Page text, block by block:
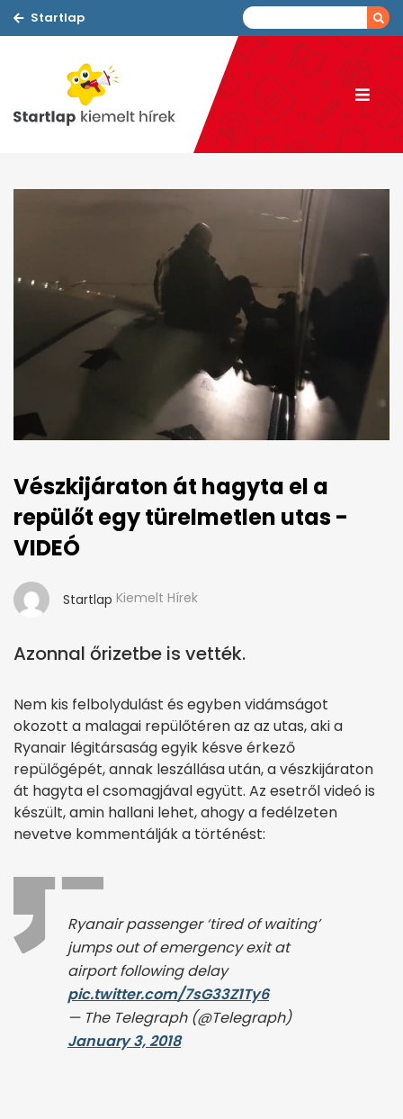
Startlap
Vészkijáraton át hagyta el a
repülőt egy türelmetlen utas -
VIDEÓ
Startlap Kiemelt Hírek
Azonnal őrizetbe is vették.
Nem kis felbolydulást és egyben vidámságot
okozott a malagai repülőtéren az az utas, aki a
Ryanair légitársaság egyik késve érkező
repülőgépét, annak leszállása után, a vészkijáraton
át hagyta el csomagjával együtt. Az esetről videó is
készült, amin hallani lehet, ahogy a fedélzeten
nevetve kommentálják a történést:
Ryanair passenger ‘tired of waiting’
jumps out of emergency exit at
airport following delay
pic.twitter.com/7sG33Z1Ty6
— The Telegraph (@Telegraph)
January 3, 2018